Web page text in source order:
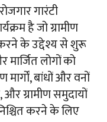
गारंटी
है जो ग्रामीण
करने के उद्देश्य से शुरू
मार्जित लोगों को
मार्गों, बांधों और वनों
और ग्रामीण समुदायों
करने के लिए